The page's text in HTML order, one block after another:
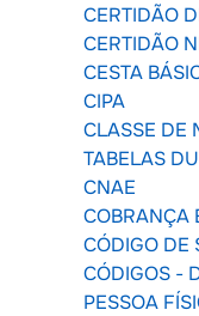
CERTIDÃO
CERTIDÃO
CESTA
CIPA
CLASSE DE
TABELAS
CNAE
COBRANÇA
CÓDIGO DE
CÓDIGOS -
PESSOA